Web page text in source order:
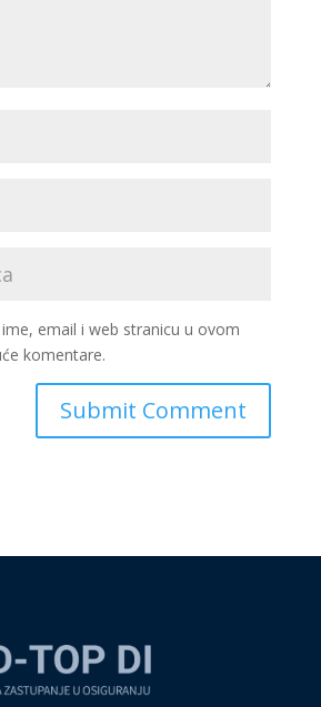
email i web stranicu u ovom
komentare.